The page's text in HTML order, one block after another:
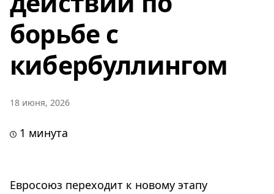
борьбе с
кибербуллингом
18 июня, 2026
1 минута
Евросоюз переходит к новому этапу